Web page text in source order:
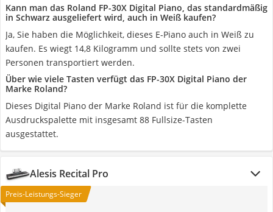
Kann man das Roland FP-30X Digital Piano, das standardmäßig
in Schwarz ausgeliefert wird, auch in Weiß kaufen?
Ja, Sie haben die Möglichkeit, dieses E-Piano auch in Weiß zu
kaufen. Es wiegt 14,8 Kilogramm und sollte stets von zwei
Personen transportiert werden.
Über wie viele Tasten verfügt das FP-30X Digital Piano der
Marke Roland?
Dieses Digital Piano der Marke Roland ist für die komplette
Ausdruckspalette mit insgesamt 88 Fullsize-Tasten
ausgestattet.
Alesis Recital Pro
Preis-Leistungs-Sieger